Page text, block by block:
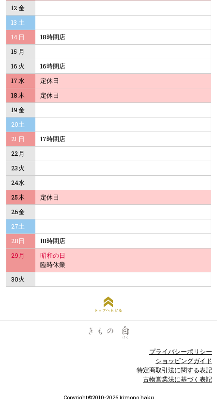
12金
13 土
14 日
18時閉店
15 月
16 火
16時閉店
17水
定休日
18木
定休日
19金
20土
21 日
17時閉店
22月
23火
24水
25木
定休日
26金
27土
28日
18時閉店
29月
昭和の日
臨時休業
30火
プライバシーポリシー
ショッピングガイド
特定商取引法に関する表記
古物営業法に基づく表記
Copyright©2010-2026 kimono haku